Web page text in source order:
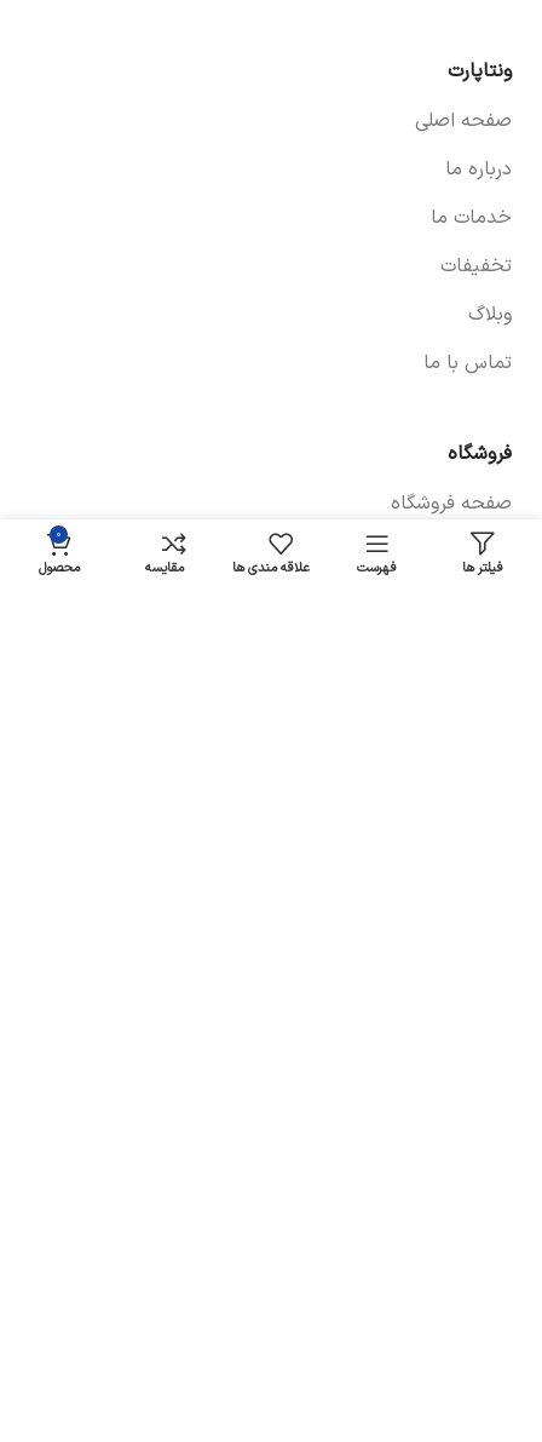
ونتاپارت
صفحه اصلی
درباره ما
خدمات ما
تخفیفات
وبلاگ
تماس با ما
فروشگاه
صفحه فروشگاه
شرایط پرداخت و ارسال
فیلتر ها فهرست علاقه مندی ها مقایسه
0
محصول